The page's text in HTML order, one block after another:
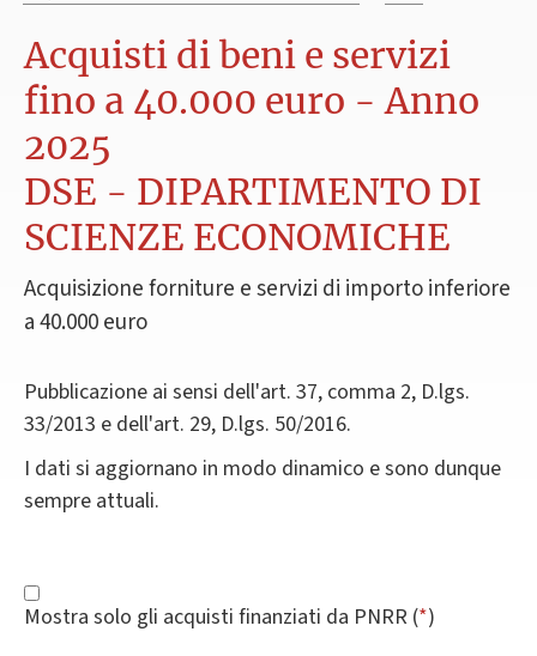
Acquisti di beni e servizi
fino a 40.000 euro - Anno
2025
DSE - DIPARTIMENTO DI
SCIENZE ECONOMICHE
Acquisizione forniture e servizi di importo inferiore
a 40.000 euro
Pubblicazione ai sensi dell'art. 37, comma 2, D.lgs.
33/2013 e dell'art. 29, D.lgs. 50/2016.
I dati si aggiornano in modo dinamico e sono dunque
sempre attuali.
Mostra solo gli acquisti finanziati da PNRR (*)